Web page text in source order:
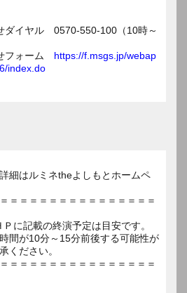
ダイヤル 0570-550-100（10時～
フォーム https://f.msgs.jp/webap
index.do
細はルミネtheよしもとホームペ
＝＝＝＝＝＝＝＝＝＝＝＝＝＝＝
に記載の終演予定は目安です。
間が10分～15分前後する可能性が
ください。
＝＝＝＝＝＝＝＝＝＝＝＝＝＝＝